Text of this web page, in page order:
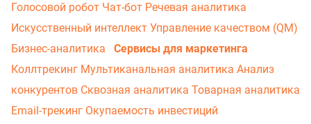
Голосовой робот Чат-бот Речевая аналитика
Искусственный интеллект Управление качеством (QM)
Бизнес-аналитика
Сервисы для маркетинга
Коллтрекинг Мультиканальная аналитика Анализ
конкурентов Сквозная аналитика Товарная аналитика
Email-трекинг Окупаемость инвестиций